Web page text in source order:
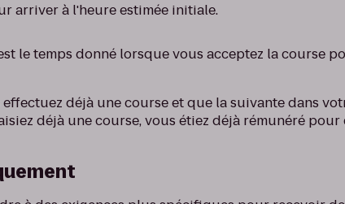
arriver à l'heure estimée initiale.
le temps donné lorsque vous acceptez la course
déjà une course et que la suivante dans
déjà une course, vous étiez déjà rémunéré pour